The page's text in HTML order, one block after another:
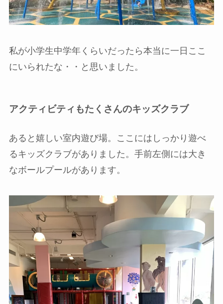
私が小学生中学年くらいだったら本当に一日ここ
にいられたな・・と思いました。
アクティビティもたくさんのキッズクラブ
あると嬉しい室内遊び場。ここにはしっかり遊べ
るキッズクラブがありました。手前左側には大き
なボールプールがあります。